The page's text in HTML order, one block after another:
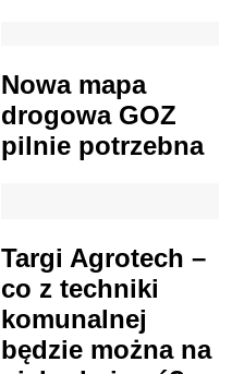
Nowa mapa
drogowa GOZ
pilnie potrzebna
Targi Agrotech –
co z techniki
komunalnej
będzie można na